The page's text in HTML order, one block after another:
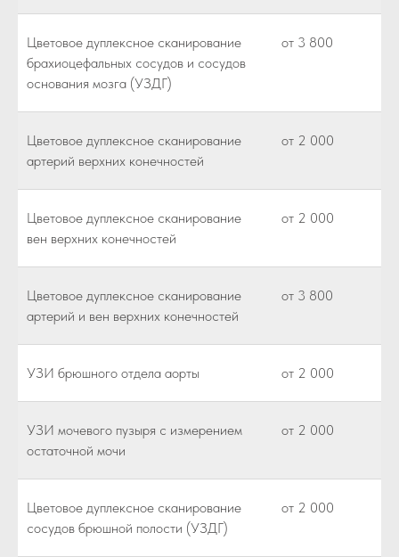
Цветовое дуплексное сканирование
брахиоцефальных сосудов и сосудов
основания мозга (УЗДГ)
от 3 800
Цветовое дуплексное сканирование
артерий верхних конечностей
от 2 000
Цветовое дуплексное сканирование
вен верхних конечностей
от 2 000
Цветовое дуплексное сканирование
артерий и вен верхних конечностей
от 3 800
УЗИ брюшного отдела аорты от 2 000
УЗИ мочевого пузыря с измерением
остаточной мочи
от 2 000
Цветовое дуплексное сканирование
сосудов брюшной полости (УЗДГ)
от 2 000